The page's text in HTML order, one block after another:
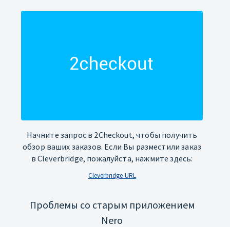
Начните запрос в 2Checkout, чтобы получить
обзор ваших заказов. Если Вы разместили заказ
в Cleverbridge, пожалуйста, нажмите здесь:
Cleverbridge-URL
Проблемы со старым приложением
Nero